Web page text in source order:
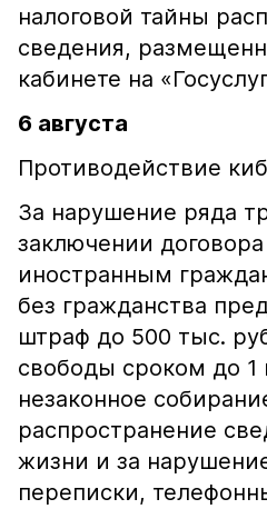
налоговой тайны
сведения,
кабинете на
6 августа
Противодействие
За нарушение ряда
заключении
иностранным
без гражданства
штраф до 500 тыс.
свободы сроком до 1
незаконное
распространение
жизни и за
переписки,